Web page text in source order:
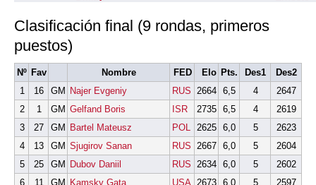
Clasificación final (9 rondas, primeros
puestos)
Nº Fav Nombre FED Elo Pts. Des1
Des2
1
16 GM Najer Evgeniy RUS 2664 6,5 4
2647
2
1 GM Gelfand Boris ISR 2735 6,5 4
2619
3
27 GM Bartel Mateusz POL 2625 6,0 5
2623
4
13 GM Sjugirov Sanan RUS 2667 6,0 5
2604
5
25 GM Dubov Daniil RUS 2634 6,0 5
2602
6
11 GM Kamsky Gata USA 2673 6,0 5
2597